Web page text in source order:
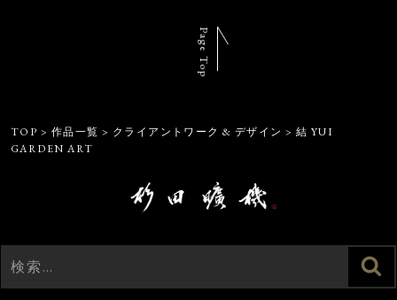
Page Top
TOP > 作品一覧 > クライアントワーク & デザイン >結 YUI
GARDEN ART
検
索: